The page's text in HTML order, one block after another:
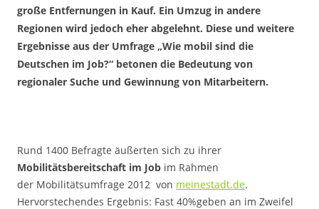
große Entfernungen in Kauf. Ein Umzug in andere
Regionen wird jedoch eher abgelehnt. Diese und weitere
Ergebnisse aus der Umfrage „Wie mobil sind die
Deutschen im Job?“ betonen die Bedeutung von
regionaler Suche und Gewinnung von Mitarbeitern.
Rund 1400 Befragte äußerten sich zu ihrer
Mobilitätsbereitschaft im Job im Rahmen
der Mobilitätsumfrage 2012 von meinestadt.de.
Hervorstechendes Ergebnis: Fast 40%geben an im Zweifel